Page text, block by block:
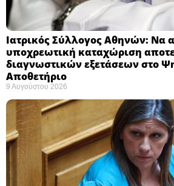
Ιατρικός Σύλλογος Αθηνών: Να
υποχρεωτική καταχώριση
διαγνωστικών εξετάσεων στο
Αποθετήριο ​
9 Αυγούστου 2026